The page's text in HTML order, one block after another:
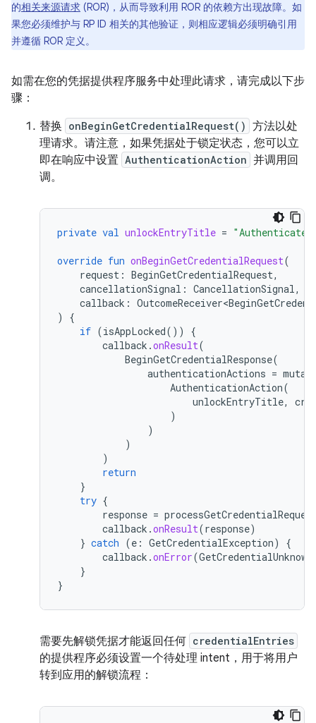
的相关来源请求 (ROR)，从而导致利用 ROR 的依赖方出现故障。如
果您必须维护与 RP ID 相关的其他验证，则相应逻辑必须明确引用
并遵循 ROR 定义。
如需在您的凭据提供程序服务中处理此请求，请完成以下步
骤：
替换 onBeginGetCredentialRequest() 方法以处
理请求。请注意，如果凭据处于锁定状态，您可以立
即在响应中设置 AuthenticationAction 并调用回
调。
private val unlockEntryTitle = "Authenticate
override fun onBeginGetCredentialRequest(
request : BeginGetCredentialRequest,
cancellationSignal : CancellationSignal,
callback :
)
{
if (isAppLocked())
{
callback .onResult(
BeginGetCredentialResponse(
authenticationActions =
AuthenticationAction(
unlockEntryTitle,
)
)
)
)
return
}
try {
response =
callback .onResult(response)
} catch (e : GetCredentialException)
{
callback .onError(
}
}
需要先解锁凭据才能返回任何 credentialEntries
的提供程序必须设置一个待处理 intent，用于将用户
转到应用的解锁流程：